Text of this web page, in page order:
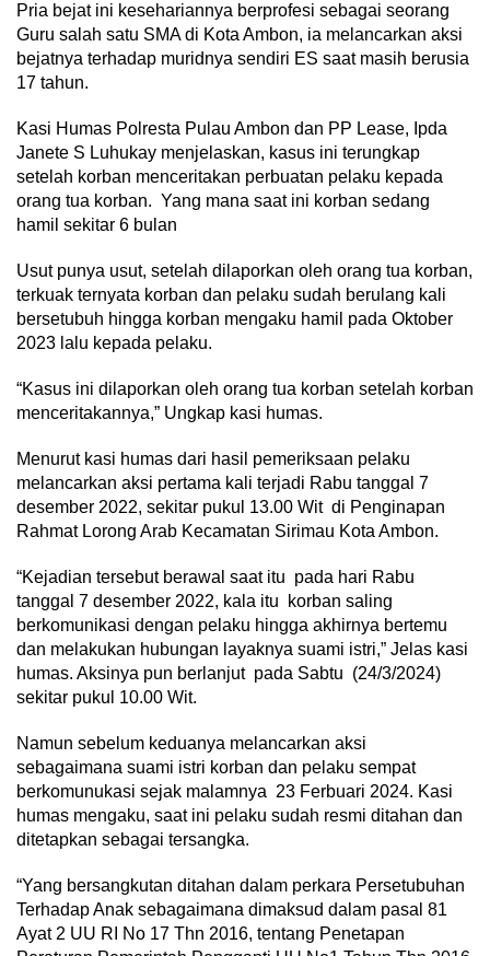
Pria bejat ini kesehariannya berprofesi sebagai seorang
Guru salah satu SMA di Kota Ambon, ia melancarkan aksi
bejatnya terhadap muridnya sendiri ES saat masih berusia
17 tahun.
Kasi Humas Polresta Pulau Ambon dan PP Lease, Ipda
Janete S Luhukay menjelaskan, kasus ini terungkap
setelah korban menceritakan perbuatan pelaku kepada
orang tua korban. Yang mana saat ini korban sedang
hamil sekitar 6 bulan
Usut punya usut, setelah dilaporkan oleh orang tua korban,
terkuak ternyata korban dan pelaku sudah berulang kali
bersetubuh hingga korban mengaku hamil pada Oktober
2023 lalu kepada pelaku.
“Kasus ini dilaporkan oleh orang tua korban setelah korban
menceritakannya,” Ungkap kasi humas.
Menurut kasi humas dari hasil pemeriksaan pelaku
melancarkan aksi pertama kali terjadi Rabu tanggal 7
desember 2022, sekitar pukul 13.00 Wit di Penginapan
Rahmat Lorong Arab Kecamatan Sirimau Kota Ambon.
“Kejadian tersebut berawal saat itu pada hari Rabu
tanggal 7 desember 2022, kala itu korban saling
berkomunikasi dengan pelaku hingga akhirnya bertemu
dan melakukan hubungan layaknya suami istri,” Jelas kasi
humas. Aksinya pun berlanjut pada Sabtu (24/3/2024)
sekitar pukul 10.00 Wit.
Namun sebelum keduanya melancarkan aksi
sebagaimana suami istri korban dan pelaku sempat
berkomunukasi sejak malamnya 23 Ferbuari 2024. Kasi
humas mengaku, saat ini pelaku sudah resmi ditahan dan
ditetapkan sebagai tersangka.
“Yang bersangkutan ditahan dalam perkara Persetubuhan
Terhadap Anak sebagaimana dimaksud dalam pasal 81
Ayat 2 UU RI No 17 Thn 2016, tentang Penetapan